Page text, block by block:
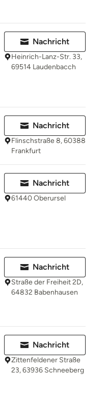
Nachricht
Heinrich-Lanz-Str. 33,
69514 Laudenbacch
Nachricht
Flinschstraße 8, 60388
Frankfurt
Nachricht
61440 Oberursel
Nachricht
Straße der Freiheit 2D,
64832 Babenhausen
Nachricht
Zittenfeldener Straße
23, 63936 Schneeberg